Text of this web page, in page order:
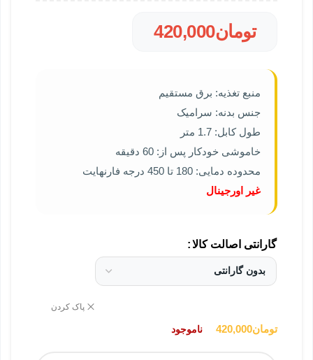
تومان420,000
منبع تغذیه: برق مستقیم
جنس بدنه: سرامیک
طول کابل: 1.7 متر
خاموشی خودکار پس از: 60 دقیقه
محدوده دمایی: 180 تا 450 درجه فارنهایت
غیر اورجینال
گارانتی اصالت کالا
پاک کردن
تومان420,000 ناموجود